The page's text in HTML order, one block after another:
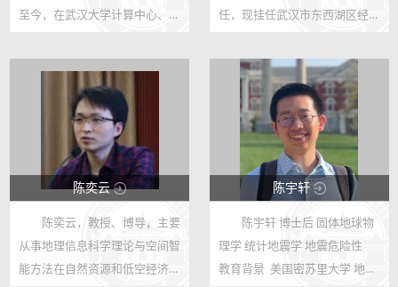
12
至今，在武汉大学计算中心、计
在国际期刊和核心期刊上，以第
一作者发表论文8篇。参与多项
国家自然科学基金及教学教改研
究项目。...
955
任，现挂任武汉市东西湖区经济
局）副局长，武汉大学青年全球
合作大使、国家网络安全学院教
授（历任网络空间安全系-系主
任、系统安...
陈奕云
123
557
陈奕云，教授、博导，主要
从事地理信息科学理论与空间智
能方法在自然资源和低空经济领
陈宇轩
123
12
陈宇轩 博士后 固体地球物
理学 统计地震学 地震危险性
教育背景  美国密苏里大学 地质